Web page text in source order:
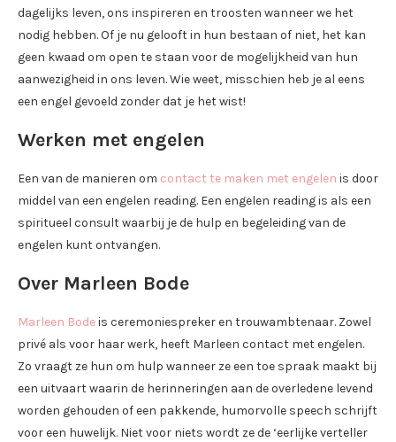
dagelijks leven, ons inspireren en troosten wanneer we het
nodig hebben. Of je nu gelooft in hun bestaan of niet, het kan
geen kwaad om open te staan voor de mogelijkheid van hun
aanwezigheid in ons leven. Wie weet, misschien heb je al eens
een engel gevoeld zonder dat je het wist!
Werken met engelen
Een van de manieren om contact te maken met engelen is door
middel van een engelen reading. Een engelen reading is als een
spiritueel consult waarbij je de hulp en begeleiding van de
engelen kunt ontvangen.
Over Marleen Bode
Marleen Bodeis ceremoniespreker en trouwambtenaar. Zowel
privé als voor haar werk, heeft Marleen contact met engelen.
Zo vraagt ze hun om hulp wanneer ze een toe spraak maakt bij
een uitvaart waarin de herinneringen aan de overledene levend
worden gehouden of een pakkende, humorvolle speech schrijft
voor een huwelijk. Niet voor niets wordt ze de ‘eerlijke verteller